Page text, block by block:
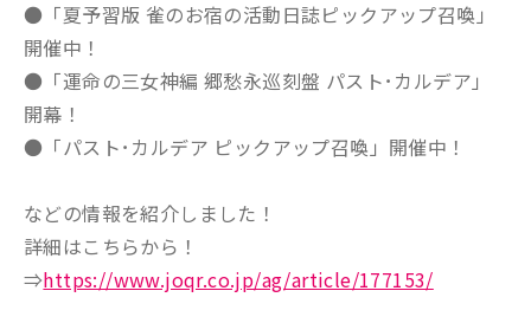
●「夏予習版 雀のお宿の活動日誌ピックアップ召喚」
開催中！
●「運命の三女神編 郷愁永巡刻盤 パスト･カルデア」
開幕！
●「パスト･カルデア ピックアップ召喚」開催中！
などの情報を紹介しました！
詳細はこちらから！
⇒https://www.joqr.co.jp/ag/article/177153/